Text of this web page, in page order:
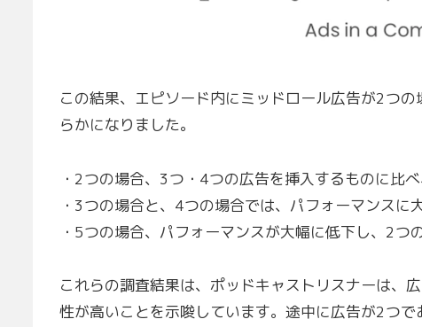
この結果、エピソード内にミッドロール広告が2つ
らかになりました。
・2つの場合、3つ・4つの広告を挿入するものに比
・3つの場合と、4つの場合では、パフォーマンスに
・5つの場合、パフォーマンスが大幅に低下し、2つ
これらの調査結果は、ポッドキャストリスナーは、
性が高いことを示唆しています。途中に広告が2つ